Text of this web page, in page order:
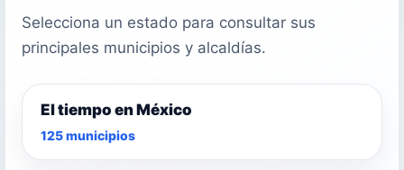
Selecciona un estado para consultar sus
principales municipios y alcaldías.
El tiempo en México
125 municipios